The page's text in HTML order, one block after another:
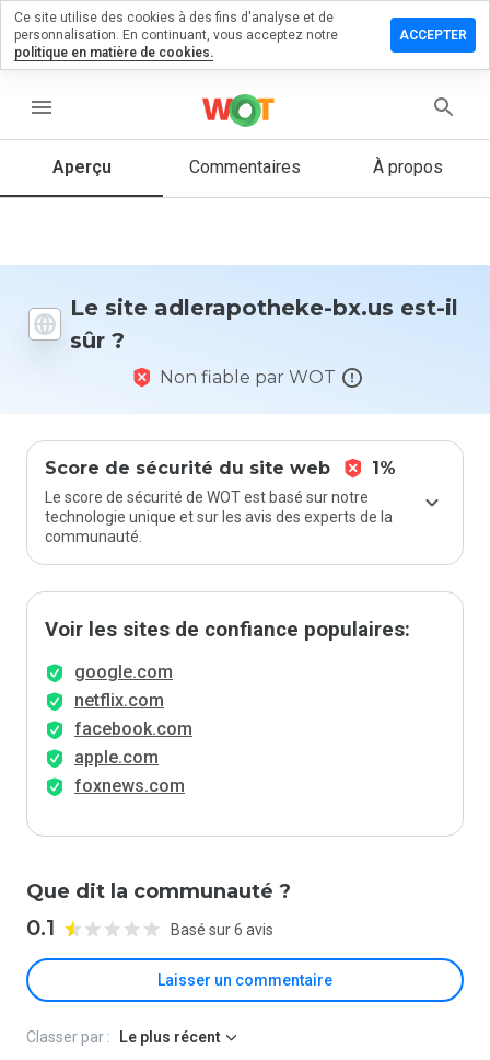
menu
Aperçu Commentaires À propos
Le site adlerapotheke-bx.us est-il
sûr ?
Non fiable par WOT
Score de sécurité du site web 1%
Le score de sécurité de WOT est basé sur notre
technologie unique et sur les avis des experts de la
communauté.
Voir les sites de confiance populaires:
google.com
netflix.com
facebook.com
apple.com
foxnews.com
Que dit la communauté ?
0.1 Basé sur 6 avis
Laisser un commentaire
un
note entre
donneriez-
vous à ce
site ?
Classer par : Le plus récent
Ce site utilise des cookies à des fins d'analyse et de
personnalisation. En continuant, vous acceptez notre
politique en matière de cookies.
ACCEPTER